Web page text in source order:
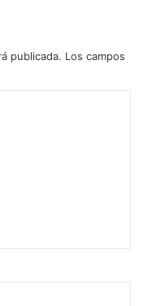
publicada. Los campos